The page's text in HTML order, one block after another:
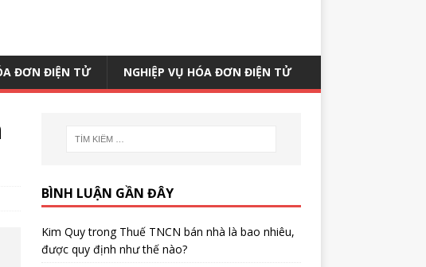
ĐƠN ĐIỆN TỬ NGHIỆP VỤ HÓA ĐƠN ĐIỆN TỬ
BÌNH LUẬN GẦN ĐÂY
Kim Quytrong Thuế TNCN bán nhà là bao nhiêu,
được quy định như thế nào?